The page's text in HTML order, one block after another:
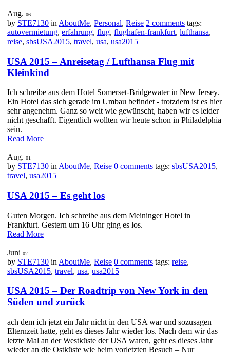
Aug. 06
by STE7130 in AboutMe, Personal, Reise 2 comments tags:
autovermietung, erfahrung, flug, flughafen-frankfurt, lufthansa,
reise, sbsUSA2015, travel, usa, usa2015
USA 2015 – Anreisetag / Lufthansa Flug mit
Kleinkind
Ich schreibe aus dem Hotel Somerset-Bridgewater in New Jersey.
Ein Hotel das sich gerade im Umbau befindet - trotzdem ist es hier
sehr angenehm. Ganz so weit wie gewünscht, haben wir es leider
nicht geschafft. Eigentlich wollten wir heute schon in Philadelphia
sein.
Read More
Aug. 01
by STE7130 in AboutMe, Reise 0 comments tags: sbsUSA2015,
travel, usa2015
USA 2015 – Es geht los
Guten Morgen. Ich schreibe aus dem Meininger Hotel in
Frankfurt. Gestern um 16 Uhr ging es los.
Read More
Juni 02
by STE7130 in AboutMe, Reise 0 comments tags: reise,
sbsUSA2015, travel, usa, usa2015
USA 2015 – Der Roadtrip von New York in den
Süden und zurück
ach dem ich jetzt ein Jahr nicht in den USA war und sozusagen
Elternzeit hatte, geht es dieses Jahr wieder los. Nach dem wir das
letzte Mal an der Westküste der USA waren, geht es dieses Jahr
wieder an die Ostküste wie beim vorletzten Besuch – Nur